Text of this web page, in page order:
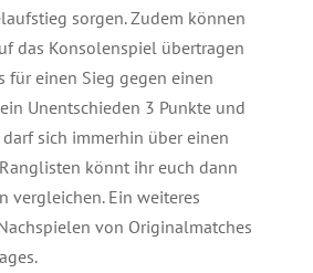
sorgen. Zudem können
das Konsolenspiel übertragen
für einen Sieg gegen einen
Unentschieden 3 Punkte und
sich immerhin über einen
könnt ihr euch dann
vergleichen. Ein weiteres
von Originalmatches